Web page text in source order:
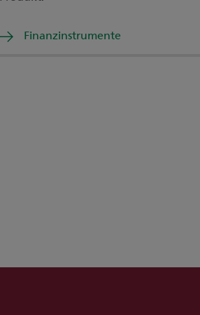
Finanzinstrumente